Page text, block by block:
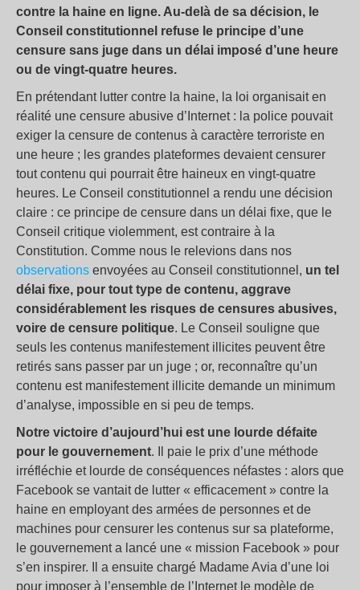
contre la haine en ligne. Au-delà de sa décision, le
Conseil constitutionnel refuse le principe d’une
censure sans juge dans un délai imposé d’une heure
ou de vingt-quatre heures.
En prétendant lutter contre la haine, la loi organisait en
réalité une censure abusive d’Internet : la police pouvait
exiger la censure de contenus à caractère terroriste en
une heure ; les grandes plateformes devaient censurer
tout contenu qui pourrait être haineux en vingt-quatre
heures. Le Conseil constitutionnel a rendu une décision
claire : ce principe de censure dans un délai fixe, que le
Conseil critique violemment, est contraire à la
Constitution. Comme nous le relevions dans nos
observations envoyées au Conseil constitutionnel, un tel
délai fixe, pour tout type de contenu, aggrave
considérablement les risques de censures abusives,
voire de censure politique. Le Conseil souligne que
seuls les contenus manifestement illicites peuvent être
retirés sans passer par un juge ; or, reconnaître qu’un
contenu est manifestement illicite demande un minimum
d’analyse, impossible en si peu de temps.
Notre victoire d’aujourd’hui est une lourde défaite
pour le gouvernement. Il paie le prix d’une méthode
irréfléchie et lourde de conséquences néfastes : alors que
Facebook se vantait de lutter « efficacement » contre la
haine en employant des armées de personnes et de
machines pour censurer les contenus sur sa plateforme,
le gouvernement a lancé une « mission Facebook » pour
s’en inspirer. Il a ensuite chargé Madame Avia d’une loi
pour imposer à l’ensemble de l’Internet le modèle de